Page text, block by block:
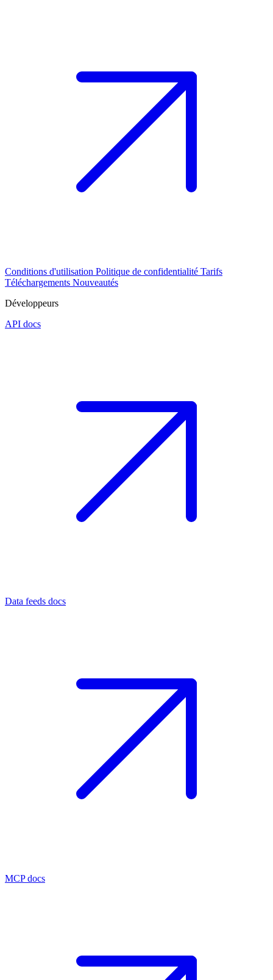
Conditions d'utilisation Politique de confidentialité Tarifs
Téléchargements Nouveautés
Développeurs
API docs
Data feeds docs
MCP docs